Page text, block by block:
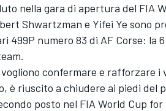
nella gara di apertura del FIA
Shwartzman e Yifei Ye sono
499P numero 83 di AF Corse: la
confermare e rafforzare i
è riuscito a chiudere ai piedi del
posto nel FIA World Cup